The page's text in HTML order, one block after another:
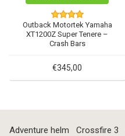
Outback Motortek Yamaha
XT1200Z Super Tenere –
Crash Bars
€345,00
Adventure helm Crossfire 3